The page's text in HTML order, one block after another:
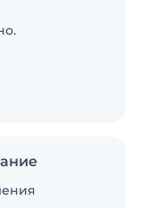
отчетных